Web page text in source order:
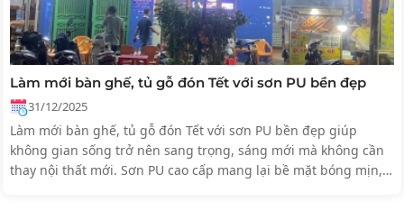
Làm mới bàn ghế, tủ gỗ đón Tết với sơn PU bền đẹp
31/12/2025
Làm mới bàn ghế, tủ gỗ đón Tết với sơn PU bền đẹp giúp
không gian sống trở nên sang trọng, sáng mới mà không cần
thay nội thất mới. Sơn PU cao cấp mang lại bề mặt bóng mịn,